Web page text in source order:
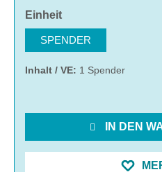
Einheitauswählen
SPENDER
Inhalt / VE: 1 Spender
IN DEN